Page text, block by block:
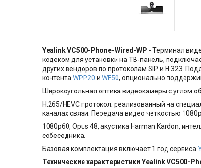
Yealink VC500-Phone-Wired-WP - Терминал
кодеком для установки на ТВ-панель,
других вендоров по протоколам SIP и H.323.
контентаWPP20 и WF50, опционально
Широкоугольная оптика видеокамеры с углом
H.265/HEVC протокол, реализованный на
каналах связи. Передача видео четкостью
1080р60, Opus 48, акустика Harman Kardon,
собеседника.
Базовая комплектация включает 1 год сервиса
Технические характеристики Yealink VC500-